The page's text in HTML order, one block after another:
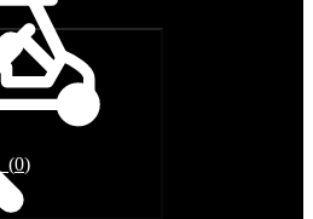
(0)